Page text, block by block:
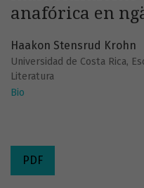
anafórica en
Haakon Stensrud Krohn
Universidad de Costa Rica,
Literatura
Bio
PDF